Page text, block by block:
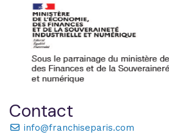
Contact
info@franchiseparis.com